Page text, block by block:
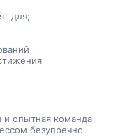
для;
опытная команда
безупречно.